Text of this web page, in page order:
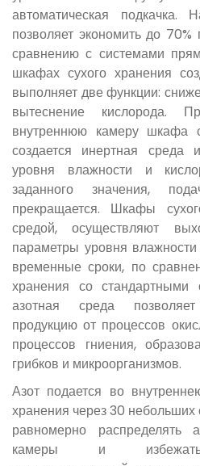
автоматическая подкачка.
позволяет экономить до
сравнению с системами
шкафах сухого хранения
выполняет две функции:
вытеснение кислорода.
внутреннюю камеру шкафа
создается инертная среда
уровня влажности и
заданного значения,
прекращается. Шкафы
средой, осуществляют
параметры уровня
временные сроки, по
хранения со стандартными
азотная среда
продукцию от процессов
процессов гниения,
грибков и микроорганизмов.
Азот подается во
хранения через 30 небольших
равномерно
камеры и избежать